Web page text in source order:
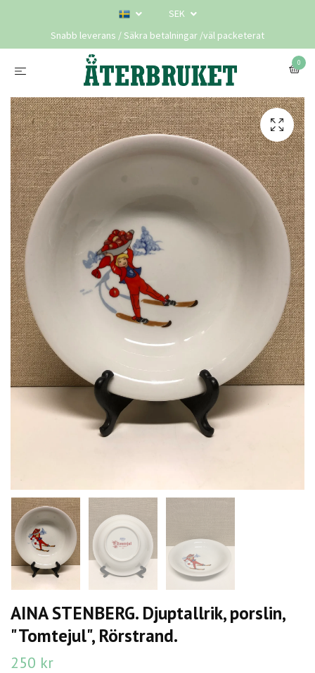
SEK
Snabb leverans / Säkra betalningar /väl packeterat
0
AINA STENBERG. Djuptallrik, porslin,
"Tomtejul", Rörstrand.
250 kr